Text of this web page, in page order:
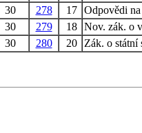
30
278 17 Odpovědi
30
279 18 Nov. zák. o
30
280 20 Zák. o státní